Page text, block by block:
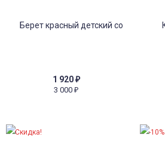
1 920₽
3 000₽
Скидка! -10%